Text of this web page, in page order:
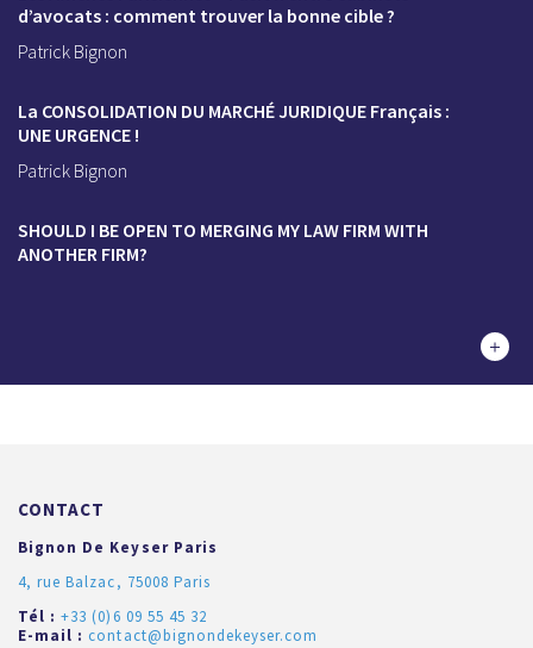
d’avocats : comment trouver la bonne cible ?
Patrick Bignon
La CONSOLIDATION DU MARCHÉ JURIDIQUE Français :
UNE URGENCE !
Patrick Bignon
SHOULD I BE OPEN TO MERGING MY LAW FIRM WITH
ANOTHER FIRM?
CONTACT
Bignon De Keyser Paris
4, rue Balzac, 75008 Paris
Tél :+33 (0)6 09 55 45 32
E-mail : contact@bignondekeyser.com